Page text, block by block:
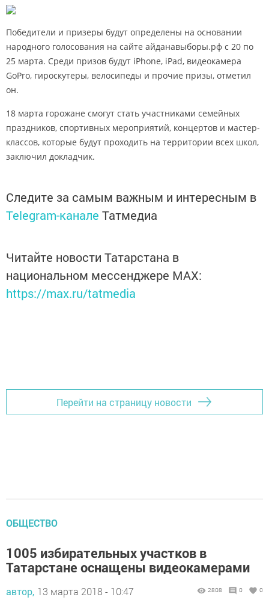
Победители и призеры будут определены на основании
народного голосования на сайте айданавыборы.рф с 20 по
25 марта. Среди призов будут iPhone, iPad, видеокамера
GoPro, гироскутеры, велосипеды и прочие призы, отметил
он.
18 марта горожане смогут стать участниками семейных
праздников, спортивных мероприятий, концертов и мастер-
классов, которые будут проходить на территории всех школ,
заключил докладчик.
Следите за самым важным и интересным в
Telegram-канале Татмедиа
Читайте новости Татарстана в
национальном мессенджере MАХ:
https://max.ru/tatmedia
Перейти на страницу новости
ОБЩЕСТВО
1005 избирательных участков в
Татарстане оснащены видеокамерами
автор, 13 марта 2018 - 10:47 2808 0 0